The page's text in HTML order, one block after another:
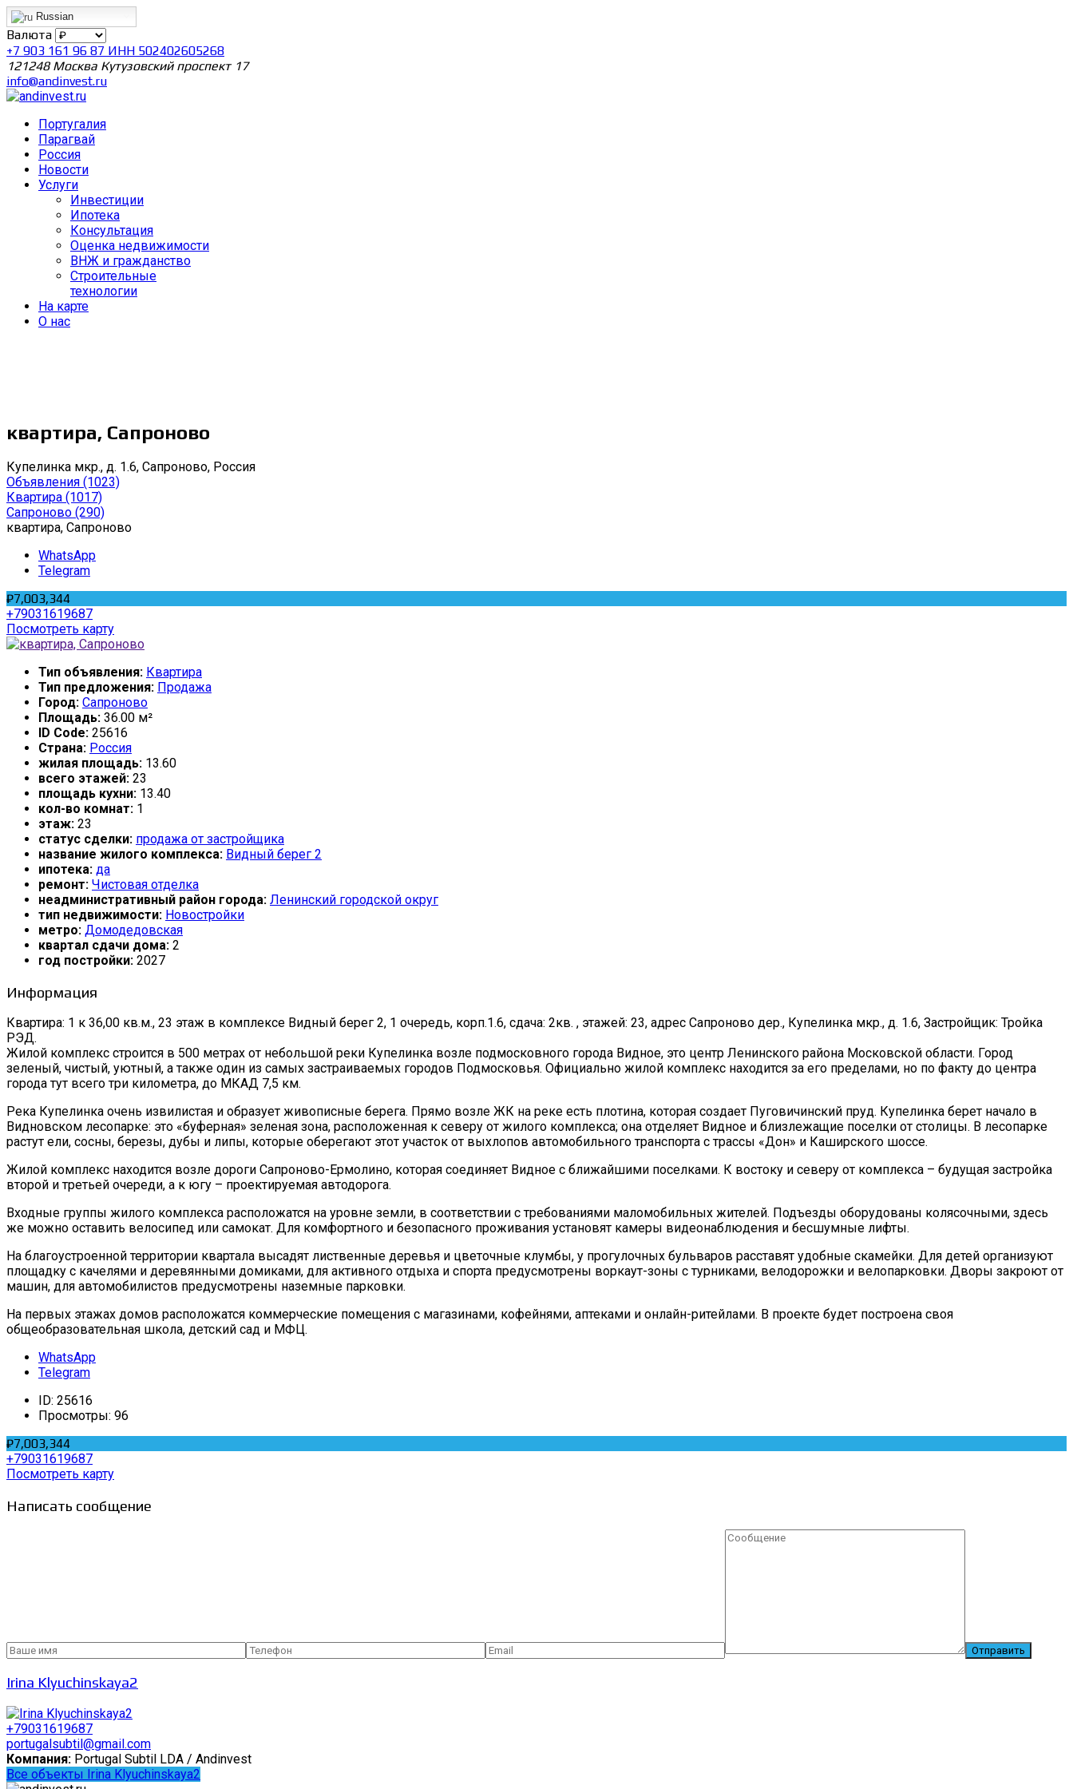
Russian
Валюта
+7 903 161 96 87 ИНН 502402605268
121248 Москва Кутузовский проспект 17
info@andinvest.ru
Португалия
Парагвай
Россия
Новости
Услуги
Инвестиции
Ипотека
Консультация
Оценка недвижимости
ВНЖ и гражданство
Строительные
технологии
На карте
О нас
квартира, Сапроново
Купелинка мкр., д. 1.6, Сапроново, Россия
Объявления (1023)
Квартира (1017)
Сапроново (290)
квартира, Сапроново
WhatsApp
Telegram
₽7,003,344
+79031619687
Посмотреть карту
Тип объявления: Квартира
Тип предложения: Продажа
Город: Сапроново
Площадь: 36.00 м²
ID Code: 25616
Страна: Россия
жилая площадь: 13.60
всего этажей: 23
площадь кухни: 13.40
кол-во комнат: 1
этаж: 23
статус сделки: продажа от застройщика
название жилого комплекса: Видный берег 2
ипотека: да
ремонт: Чистовая отделка
неадминистративный район города: Ленинский городской округ
тип недвижимости: Новостройки
метро: Домодедовская
квартал сдачи дома: 2
год постройки: 2027
Информация
Квартира: 1 к 36,00 кв.м., 23 этаж в комплексе Видный берег 2, 1 очередь, корп.1.6, сдача: 2кв. , этажей: 23, адрес Сапроново дер., Купелинка мкр., д. 1.6, Застройщик: Тройка
РЭД.
Жилой комплекс строится в 500 метрах от небольшой реки Купелинка возле подмосковного города Видное, это центр Ленинского района Московской области. Город
зеленый, чистый, уютный, а также один из самых застраиваемых городов Подмосковья. Официально жилой комплекс находится за его пределами, но по факту до центра
города тут всего три километра, до МКАД 7,5 км.
Река Купелинка очень извилистая и образует живописные берега. Прямо возле ЖК на реке есть плотина, которая создает Пуговичинский пруд. Купелинка берет начало в
Видновском лесопарке: это «буферная» зеленая зона, расположенная к северу от жилого комплекса; она отделяет Видное и близлежащие поселки от столицы. В лесопарке
растут ели, сосны, березы, дубы и липы, которые оберегают этот участок от выхлопов автомобильного транспорта с трассы «Дон» и Каширского шоссе.
Жилой комплекс находится возле дороги Сапроново-Ермолино, которая соединяет Видное с ближайшими поселками. К востоку и северу от комплекса – будущая застройка
второй и третьей очереди, а к югу – проектируемая автодорога.
Входные группы жилого комплекса расположатся на уровне земли, в соответствии с требованиями маломобильных жителей. Подъезды оборудованы колясочными, здесь
же можно оставить велосипед или самокат. Для комфортного и безопасного проживания установят камеры видеонаблюдения и бесшумные лифты.
На благоустроенной территории квартала высадят лиственные деревья и цветочные клумбы, у прогулочных бульваров расставят удобные скамейки. Для детей организуют
площадку с качелями и деревянными домиками, для активного отдыха и спорта предусмотрены воркаут-зоны с турниками, велодорожки и велопарковки. Дворы закроют от
машин, для автомобилистов предусмотрены наземные парковки.
На первых этажах домов расположатся коммерческие помещения с магазинами, кофейнями, аптеками и онлайн-ритейлами. В проекте будет построена своя
общеобразовательная школа, детский сад и МФЦ.
WhatsApp
Telegram
ID: 25616
Просмотры: 96
₽7,003,344
+79031619687
Посмотреть карту
Написать сообщение
Irina Klyuchinskaya2
+79031619687
portugalsubtil@gmail.com
Компания: Portugal Subtil LDA / Andinvest
Все объекты Irina Klyuchinskaya2